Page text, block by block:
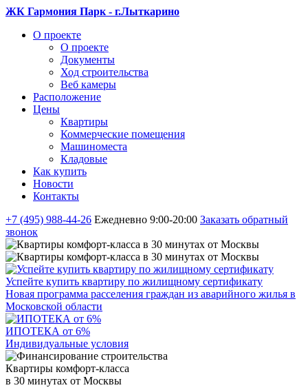
ЖК Гармония Парк - г.Лыткарино
О проекте
О проекте
Документы
Ход строительства
Веб камеры
Расположение
Цены
Квартиры
Коммерческие помещения
Машиноместа
Кладовые
Как купить
Новости
Контакты
+7 (495) 988-44-26 Ежедневно 9:00-20:00 Заказать обратный
звонок
Успейте купить квартиру по жилищному сертификату
Новая программа расселения граждан из аварийного жилья в
Московской области
ИПОТЕКА от 6%
Индивидуальные условия
Квартиры комфорт-класса
в 30 минутах от Москвы